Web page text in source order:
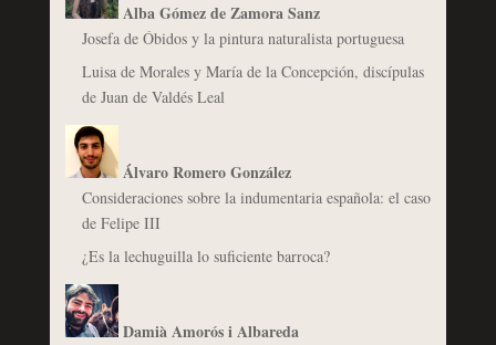
Alba Gómez de Zamora Sanz
Josefa de Óbidos y la pintura naturalista portuguesa
Luisa de Morales y María de la Concepción, discípulas
de Juan de Valdés Leal
Álvaro Romero González
Consideraciones sobre la indumentaria española: el caso
de Felipe III
¿Es la lechuguilla lo suficiente barroca?
Damià Amorós i Albareda